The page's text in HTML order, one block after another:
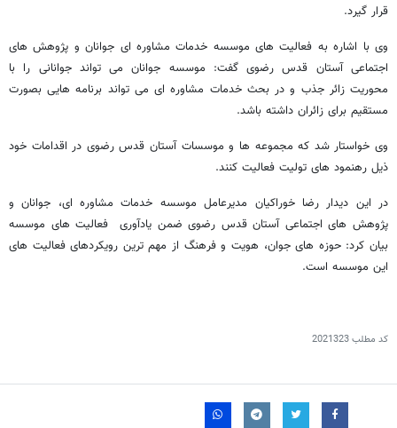
قرار گیرد.
وی با اشاره به فعالیت های موسسه خدمات مشاوره ای جوانان و پژوهش های
اجتماعی آستان قدس رضوی گفت: موسسه جوانان می تواند جوانانی را با
محوریت زائر جذب و در بحث خدمات مشاوره ای می تواند برنامه هایی بصورت
مستقیم برای زائران داشته باشد.
وی خواستار شد که مجموعه ها و موسسات آستان قدس رضوی در اقدامات خود
ذیل رهنمود های تولیت فعالیت کنند.
در این دیدار رضا خوراکیان مدیرعامل موسسه خدمات مشاوره ای، جوانان و
پژوهش های اجتماعی آستان قدس رضوی ضمن یادآوری فعالیت های موسسه
بیان کرد: حوزه های جوان، هویت و فرهنگ از مهم ترین رویکردهای فعالیت های
این موسسه است.
کد مطلب2021323